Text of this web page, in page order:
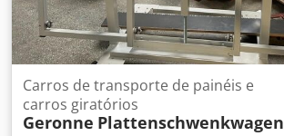
Carros de transporte de painéis e
carros giratórios
Geronne Plattenschwenkwagen